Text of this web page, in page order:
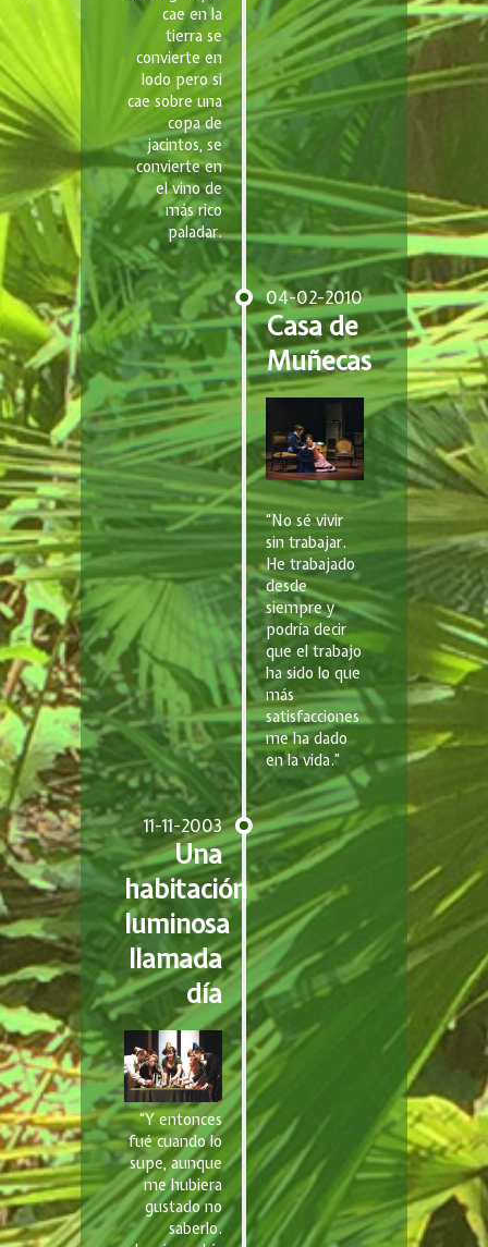
cae en la
tierra se
convierte en
lodo pero si
cae sobre una
copa de
jacintos, se
convierte en
el vino de
más rico
paladar.
04-02-2010
Casa de
Muñecas
“No sé vivir
sin trabajar.
He trabajado
desde
siempre y
podría decir
que el trabajo
ha sido lo que
más
satisfacciones
me ha dado
en la vida.”
11-11-2003
Una
habitación
luminosa
llamada
día
“Y entonces
fué cuando lo
supe, aunque
me hubiera
gustado no
saberlo.